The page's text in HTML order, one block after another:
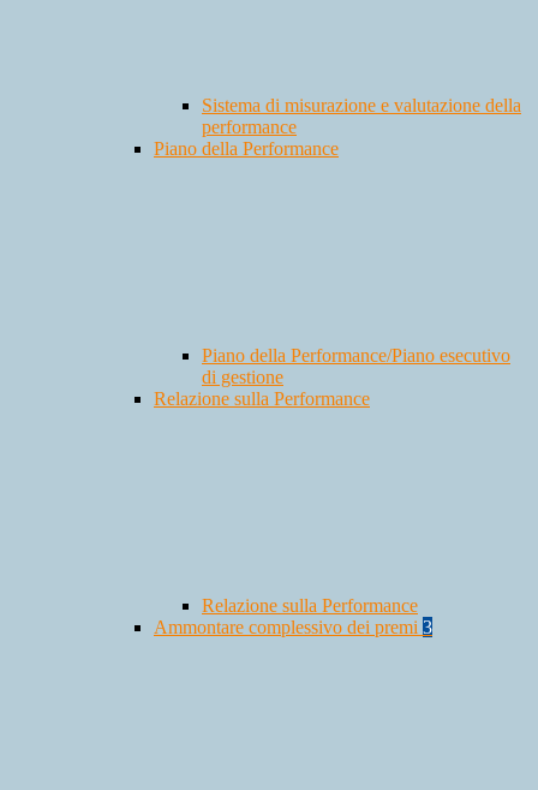
Sistema di misurazione e valutazione della
performance
Piano della Performance
Piano della Performance/Piano esecutivo
di gestione
Relazione sulla Performance
Relazione sulla Performance
Ammontare complessivo dei premi 3